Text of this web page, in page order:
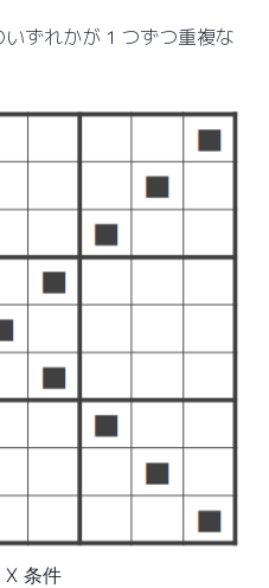
ずれかが 1 つずつ重複な
X 条件